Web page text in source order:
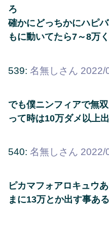
ろ
確かにどっちかにハピ
もに動いてたら7～8万
539: 名無しさん 2022/
でも僕ニンフィアで無
って時は10万ダメ以上
540: 名無しさん 2022/
ピカマフォアロキュウ
まに13万とか出す事あ